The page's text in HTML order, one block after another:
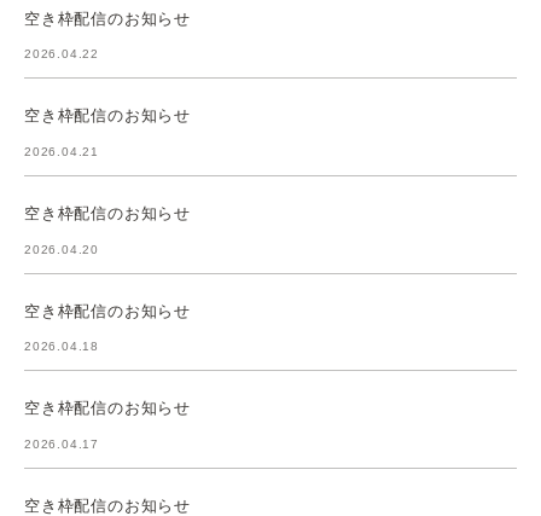
空き枠配信のお知らせ
2026.04.22
空き枠配信のお知らせ
2026.04.21
空き枠配信のお知らせ
2026.04.20
空き枠配信のお知らせ
2026.04.18
空き枠配信のお知らせ
2026.04.17
空き枠配信のお知らせ